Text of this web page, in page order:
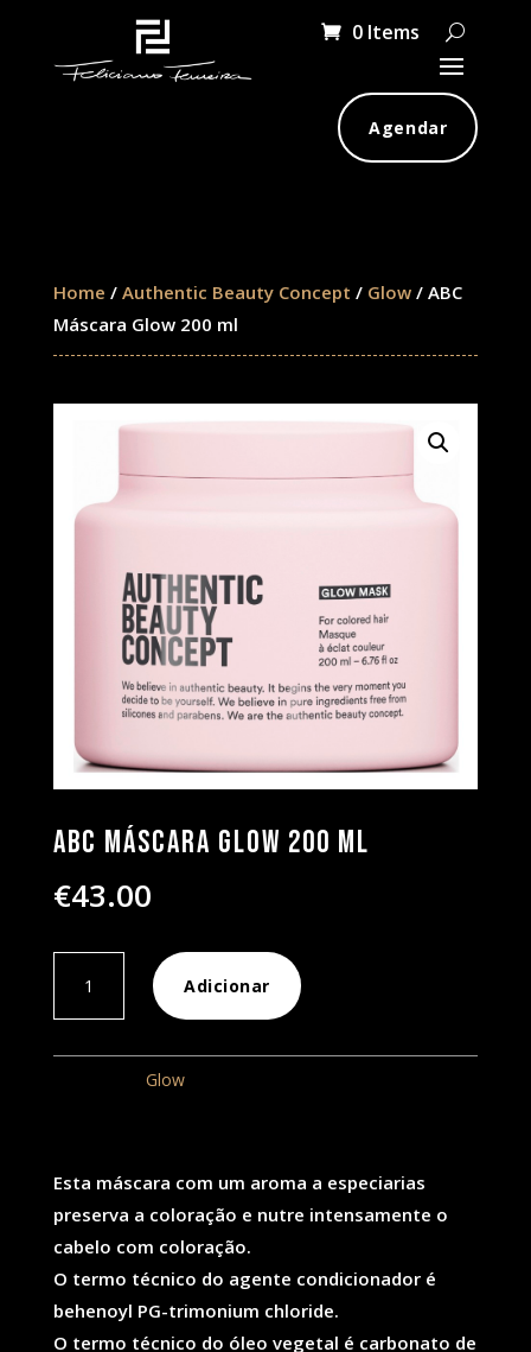
0 Items
Agendar
Home / Authentic Beauty Concept / Glow/ ABC
Máscara Glow 200 ml
ABC Máscara Glow 200 ml
€43.00
Máscara
Adicionar
Glow
Esta máscara com um aroma a especiarias
preserva a coloração e nutre intensamente o
cabelo com coloração.
O termo técnico do agente condicionador é
behenoyl PG-trimonium chloride.
O termo técnico do óleo vegetal é carbonato de